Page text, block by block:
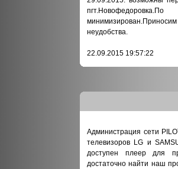
неудобства.
22.09.2015 19:57:22
Администрация сети
телевизоров LG и
доступен плеер для
достаточно найти наш